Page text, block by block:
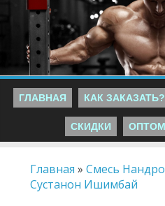
ГЛАВНАЯ КАК ЗАКАЗАТЬ?
СКИДКИ ОПТОМ
Главная »Смесь
Сустанон Ишимбай